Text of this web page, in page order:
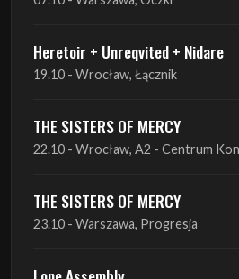
THE SISTERS OF MERCY
22.10 - Wrocław, A2 - Centrum
THE SISTERS OF MERCY
Lone Assembly
Lone Assembly